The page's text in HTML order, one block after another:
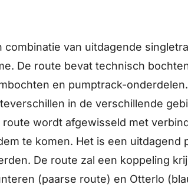
combinatie van uitdagende
De route bevat technisch
en pumptrack-
in de verschillende
wordt afgewisseld met
te komen. Het is een uitdagend
De route zal een koppeling
(paarse route) en Otterlo